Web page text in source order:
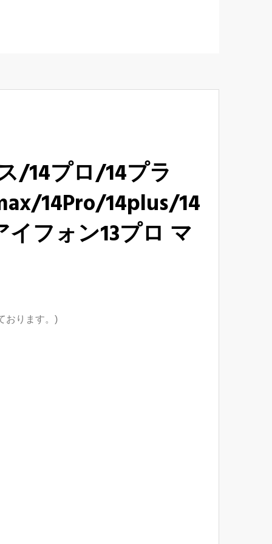
/14プロ/14プラ
14Pro/14plus/14
フォン13プロ マ
おります。)